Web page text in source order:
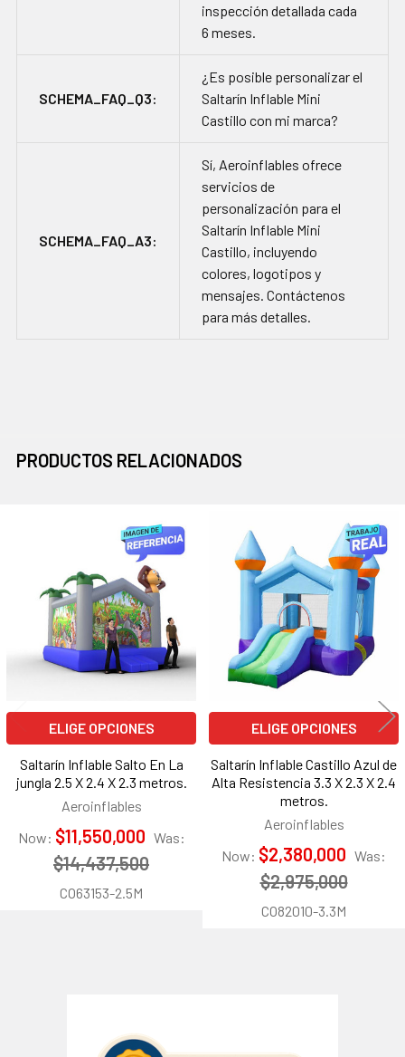
inspección detallada cada
6 meses.
SCHEMA_FAQ_Q3:
¿Es posible personalizar el
Saltarín Inflable Mini
Castillo con mi marca?
SCHEMA_FAQ_A3:
Sí, Aeroinflables ofrece
servicios de
personalización para el
Saltarín Inflable Mini
Castillo, incluyendo
colores, logotipos y
mensajes. Contáctenos
para más detalles.
PRODUCTOS RELACIONADOS
relacionados
ELIGE OPCIONES
Saltarín Inflable Salto En La
jungla 2.5 X 2.4 X 2.3 metros.
Aeroinflables
Now: $11,550,000 Was:
$14,437,500
CO63153-2.5M
ELIGE OPCIONES
Saltarín Inflable Castillo Azul de
Alta Resistencia 3.3 X 2.3 X 2.4
metros.
Aeroinflables
Now: $2,380,000 Was:
$2,975,000
CO82010-3.3M